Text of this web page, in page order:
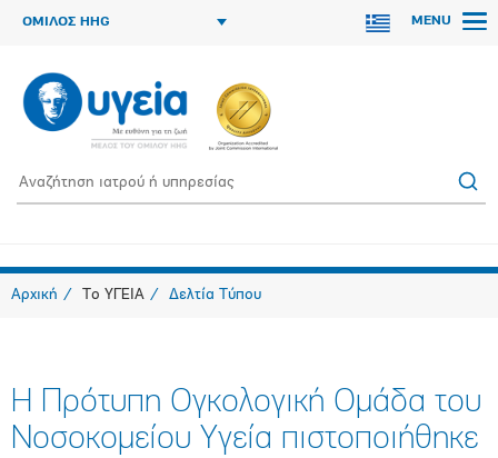
ΟΜΙΛΟΣ HHG MENU
Αρχική Το ΥΓΕΙΑ Δελτία Τύπου
Η Πρότυπη Ογκολογική Ομάδα του
Νοσοκομείου Υγεία πιστοποιήθηκε